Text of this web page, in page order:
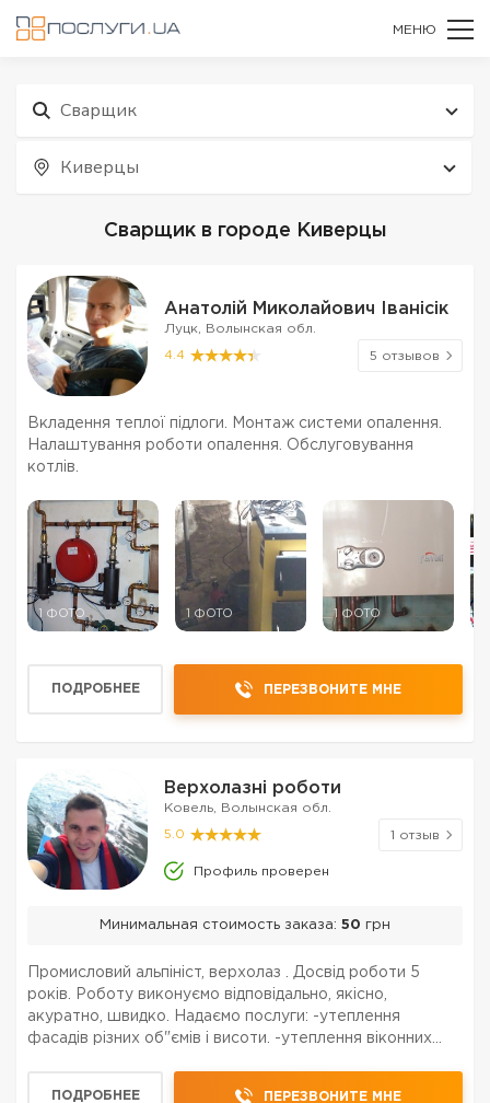
МЕНЮ
Сварщик
Киверцы
Сварщик в городе Киверцы
Анатолій Миколайович Іванісік
Луцк, Волынская обл.
4.4 5 отзывов
Вкладення теплої підлоги. Монтаж системи опалення.
Налаштування роботи опалення. Обслуговування
котлів.
1 ФОТО 1 ФОТО 1 ФОТО
ПОДРОБНЕЕ ПЕРЕЗВОНИТЕ МНЕ
Верхолазні роботи
Ковель, Волынская обл.
5.0 1 отзыв
Профиль проверен
Минимальная стоимость заказа: 50 грн
Промисловий альпініст, верхолаз . Досвід роботи 5
років. Роботу виконуємо відповідально, якісно,
акуратно, швидко. Надаємо послуги: -утеплення
фасадів різних об"ємів і висоти. -утеплення віконних
ПОДРОБНЕЕ ПЕРЕЗВОНИТЕ МНЕ